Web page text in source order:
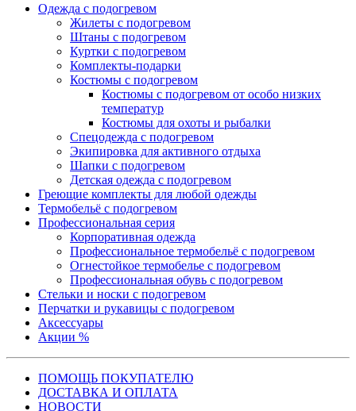
Одежда с подогревом
Жилеты с подогревом
Штаны с подогревом
Куртки с подогревом
Комплекты-подарки
Костюмы с подогревом
Костюмы с подогревом от особо низких
температур
Костюмы для охоты и рыбалки
Спецодежда с подогревом
Экипировка для активного отдыха
Шапки с подогревом
Детская одежда с подогревом
Греющие комплекты для любой одежды
Термобельё с подогревом
Профессиональная серия
Корпоративная одежда
Профессиональное термобельё с подогревом
Огнестойкое термобелье с подогревом
Профессиональная обувь с подогревом
Стельки и носки с подогревом
Перчатки и рукавицы с подогревом
Аксессуары
Акции %
ПОМОЩЬ ПОКУПАТЕЛЮ
ДОСТАВКА И ОПЛАТА
НОВОСТИ